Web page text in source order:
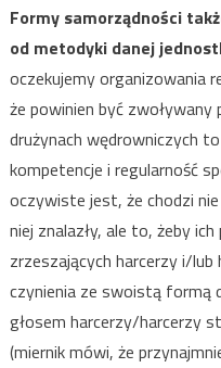
Formy samorządności
od metodyki danej
oczekujemy organizowania
że powinien być
drużynach wędrowniczych
kompetencje i regularność
oczywiste jest, że chodzi
niej znalazły, ale to, żeby
zrzeszających harcerzy i/
czynienia ze swoistą formą
głosem harcerzy/harcerzy
(miernik mówi, że